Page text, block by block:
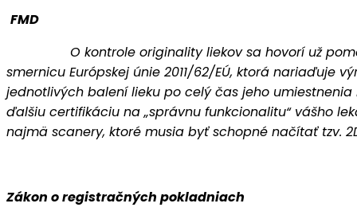
FMD
O kontrole originality liekov sa hovorí už
smernicu Európskej únie 2011/62/EÚ, ktorá
jednotlivých balení lieku po celý čas jeho
ďalšiu certifikáciu na „správnu funkcionalitu“ vášho
najmä scanery, ktoré musia byť schopné načítať tzv.
Zákon o registračných pokladniach